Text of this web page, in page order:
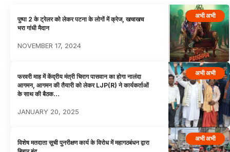
अभी अभी
पुष्पा 2 के ट्रेलर को लेकर पटना के लोगों में क्रेज, खचाखच
भरा गांधी मैदान
NOVEMBER 17, 2024
अभी अभी
फरवरी माह में केंद्रीय मंत्री चिराग पासवान का होगा नालंदा
आगमन, आगमन की तैयारी को लेकर LJP(R) ने कार्यकर्ताओं
के साथ की बैठक…
JANUARY 20, 2025
अभी अभी
विशेष मतदाता सूची पुनरीक्षण कार्य के विरोध में महागठबंधन द्वारा